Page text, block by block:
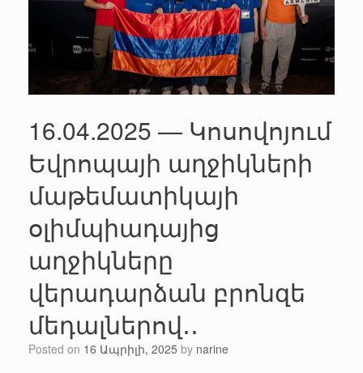
16.04.2025 — Կոսովոյում
Եվրոպայի աղջիկների
մաթեմատիկայի
օլիմպիադայից
աղջիկները
վերադարձան բրոնզե
մեդալներով․․
Posted on 16 Ապրիլի, 2025 by narine